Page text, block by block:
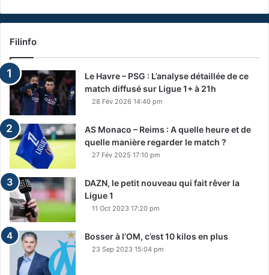
Filinfo
Le Havre – PSG : L’analyse détaillée de ce
match diffusé sur Ligue 1+ à 21h
28 Fév 2026 14:40 pm
AS Monaco – Reims : A quelle heure et de
quelle manière regarder le match ?
27 Fév 2025 17:10 pm
DAZN, le petit nouveau qui fait rêver la
Ligue 1
11 Oct 2023 17:20 pm
Bosser à l’OM, c’est 10 kilos en plus
23 Sep 2023 15:04 pm